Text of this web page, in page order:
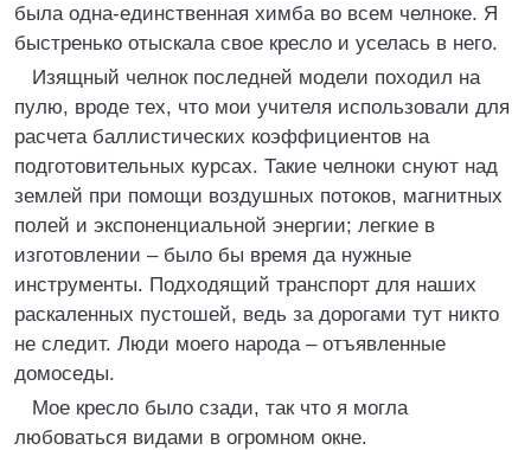
была одна-единственная химба во всем челноке. Я
быстренько отыскала свое кресло и уселась в него.
Изящный челнок последней модели походил на
пулю, вроде тех, что мои учителя использовали для
расчета баллистических коэффициентов на
подготовительных курсах. Такие челноки снуют над
землей при помощи воздушных потоков, магнитных
полей и экспоненциальной энергии; легкие в
изготовлении – было бы время да нужные
инструменты. Подходящий транспорт для наших
раскаленных пустошей, ведь за дорогами тут никто
не следит. Люди моего народа – отъявленные
домоседы.
Мое кресло было сзади, так что я могла
любоваться видами в огромном окне.